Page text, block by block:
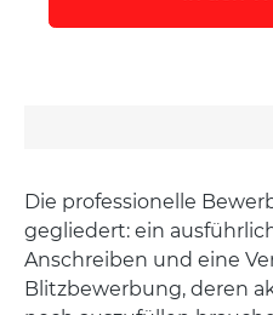
Die professionelle
gegliedert: ein
Anschreiben und eine
Blitzbewerbung, deren